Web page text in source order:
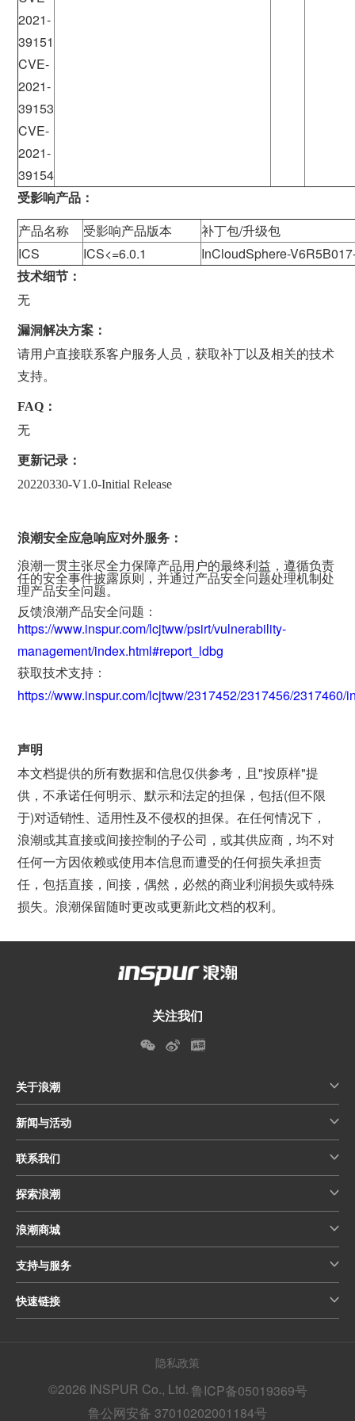
2021-
39151
CVE-
2021-
39153
CVE-
2021-
39154
受影响产品：
产品名称 受影响产品版本
补丁包/升级包
ICS
ICS<=6.0.1 InCloudSphere-
技术细节：
无
漏洞解决方案：
请用户直接联系客户服务人员，获取补丁以及相关的技术
支持。
FAQ：
无
更新记录：
20220330-V1.0-Initial Release
浪潮安全应急响应对外服务：
浪潮一贯主张尽全力保障产品用户的最终利益，遵循负责
任的安全事件披露原则，并通过产品安全问题处理机制处
理产品安全问题。
反馈浪潮产品安全问题：
https://www.inspur.com/lcjtww/psirt/vulnerability-
management/index.html#report_ldbg
获取技术支持：
https://www.inspur.com/lcjtww/2317452/2317456/2317460/
声明
本文档提供的所有数据和信息仅供参考，且"按原样"提
供，不承诺任何明示、默示和法定的担保，包括(但不限
于)对适销性、适用性及不侵权的担保。在任何情况下，
浪潮或其直接或间接控制的子公司，或其供应商，均不对
任何一方因依赖或使用本信息而遭受的任何损失承担责
任，包括直接，间接，偶然，必然的商业利润损失或特殊
损失。浪潮保留随时更改或更新此文档的权利。
关注我们
关于浪潮
新闻与活动
联系我们
探索浪潮
浪潮商城
支持与服务
快速链接
隐私政策
©2026 INSPUR Co., Ltd.鲁ICP备05019369号
鲁公网安备 37010202001184号